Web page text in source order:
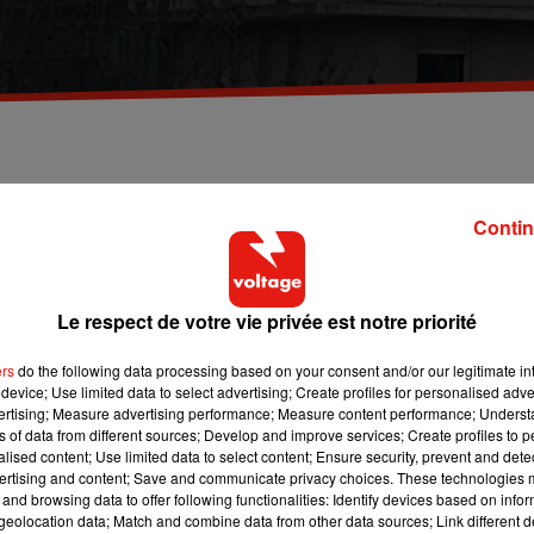
arrondissement de Paris, mardi 18 février. Trois
feu.
ont été blessés, légèrement, ainsi qu'une troisième
avenue René-Coty, dans le 14e arrondissement.
légers dont deux soldats du feu.
se sont rendus « maîtres du feu » vers 19h30, précise BFM
non sans mal. Deux pompiers de Paris ont été blessés lors
Le respect de votre vie privée est notre priorité
do the following data processing based on your consent and/or our legitimate
Use limited data to select advertising; Create profiles for personalised
Measure advertising performance; Measure content performance;
of data from different sources; Develop and improve services; Create profiles to
content; Use limited data to select content; Ensure security, prevent and
and content; Save and communicate privacy choices. These technologies
browsing data to offer following functionalities: Identify devices based on
data; Match and combine data from other data sources; Link different